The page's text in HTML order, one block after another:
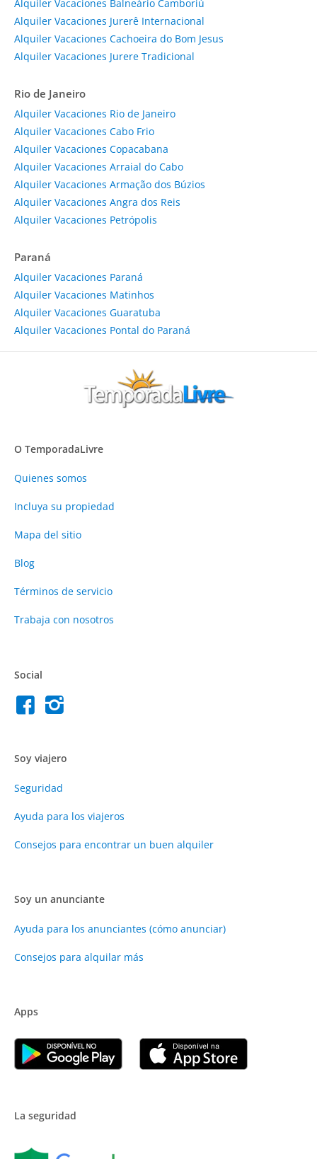
Alquiler Vacaciones Balneário Camboriú
Alquiler Vacaciones Jurerê Internacional
Alquiler Vacaciones Cachoeira do Bom Jesus
Alquiler Vacaciones Jurere Tradicional
Rio de Janeiro
Alquiler Vacaciones Rio de Janeiro
Alquiler Vacaciones Cabo Frio
Alquiler Vacaciones Copacabana
Alquiler Vacaciones Arraial do Cabo
Alquiler Vacaciones Armação dos Búzios
Alquiler Vacaciones Angra dos Reis
Alquiler Vacaciones Petrópolis
Paraná
Alquiler Vacaciones Paraná
Alquiler Vacaciones Matinhos
Alquiler Vacaciones Guaratuba
Alquiler Vacaciones Pontal do Paraná
O TemporadaLivre
Quienes somos
Incluya su propiedad
Mapa del sitio
Blog
Términos de servicio
Trabaja con nosotros
Social
Soy viajero
Seguridad
Ayuda para los viajeros
Consejos para encontrar un buen alquiler
Soy un anunciante
Ayuda para los anunciantes (cómo anunciar)
Consejos para alquilar más
Apps
La seguridad